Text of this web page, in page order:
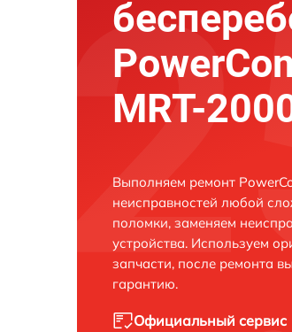
MRT-
Выполняем ремонт
неисправностей любой
поломки, заменяем
устройства. Используем
запчасти, после ремонта
гарантию.
Официальный сервис